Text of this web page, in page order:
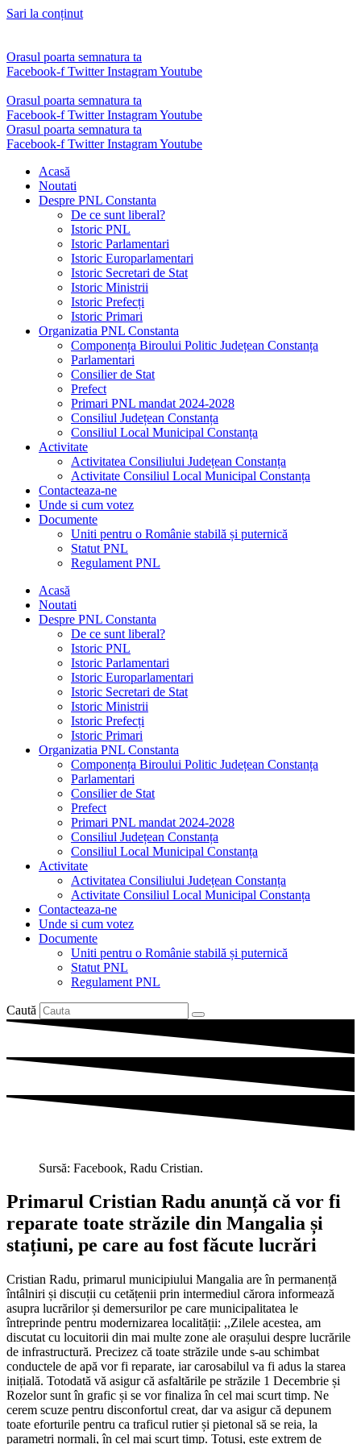
Sari la conținut
Orasul poarta semnatura ta
Facebook-f Twitter InstagramYoutube
Orasul poarta semnatura ta
Facebook-f Twitter InstagramYoutube
Orasul poarta semnatura ta
Facebook-f Twitter InstagramYoutube
Acasă
Noutati
Despre PNL Constanta
De ce sunt liberal?
Istoric PNL
Istoric Parlamentari
Istoric Europarlamentari
Istoric Secretari de Stat
Istoric Ministrii
Istoric Prefecți
Istoric Primari
Organizatia PNL Constanta
Componența Biroului Politic Județean Constanța
Parlamentari
Consilier de Stat
Prefect
Primari PNL mandat 2024-2028
Consiliul Județean Constanța
Consiliul Local Municipal Constanța
Activitate
Activitatea Consiliului Județean Constanța
Activitate Consiliul Local Municipal Constanța
Contacteaza-ne
Unde si cum votez
Documente
Uniti pentru o Românie stabilă și puternică
Statut PNL
Regulament PNL
Acasă
Noutati
Despre PNL Constanta
De ce sunt liberal?
Istoric PNL
Istoric Parlamentari
Istoric Europarlamentari
Istoric Secretari de Stat
Istoric Ministrii
Istoric Prefecți
Istoric Primari
Organizatia PNL Constanta
Componența Biroului Politic Județean Constanța
Parlamentari
Consilier de Stat
Prefect
Primari PNL mandat 2024-2028
Consiliul Județean Constanța
Consiliul Local Municipal Constanța
Activitate
Activitatea Consiliului Județean Constanța
Activitate Consiliul Local Municipal Constanța
Contacteaza-ne
Unde si cum votez
Documente
Uniti pentru o Românie stabilă și puternică
Statut PNL
Regulament PNL
Caută
Sursă: Facebook, Radu Cristian.
Primarul Cristian Radu anunță că vor fi
reparate toate străzile din Mangalia și
stațiuni, pe care au fost făcute lucrări
Cristian Radu, primarul municipiului Mangalia are în permanență
întâlniri și discuții cu cetățenii prin intermediul cărora informează
asupra lucrărilor și demersurilor pe care municipalitatea le
întreprinde pentru modernizarea localității: ,,Zilele acestea, am
discutat cu locuitorii din mai multe zone ale orașului despre lucrările
de infrastructură. Precizez că toate străzile unde s-au schimbat
conductele de apă vor fi reparate, iar carosabilul va fi adus la starea
inițială. Totodată vă asigur că asfaltările pe străzile 1 Decembrie și
Rozelor sunt în grafic și se vor finaliza în cel mai scurt timp. Ne
cerem scuze pentru disconfortul creat, dar va asigur că depunem
toate eforturile pentru ca traficul rutier și pietonal să se reia, la
parametri normali, în cel mai scurt timp. Totuși, este extrem de